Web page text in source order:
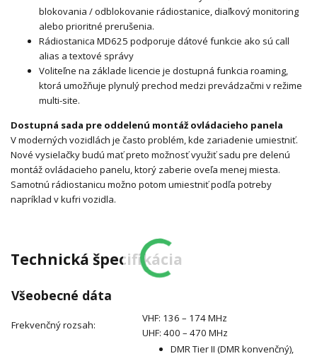
blokovania / odblokovanie rádiostanice, diaľkový monitoring
alebo prioritné prerušenia.
Rádiostanica MD625 podporuje dátové funkcie ako sú call
alias a textové správy
Voliteľne na základe licencie je dostupná funkcia roaming,
ktorá umožňuje plynulý prechod medzi prevádzačmi v režime
multi-site.
Dostupná sada pre oddelenú montáž ovládacieho panela
V moderných vozidlách je často problém, kde zariadenie umiestniť.
Nové vysielačky budú mať preto možnosť využiť sadu pre delenú
montáž ovládacieho panelu, ktorý zaberie oveľa menej miesta.
Samotnú rádiostanicu možno potom umiestniť podľa potreby
napríklad v kufri vozidla.
Technická špecifikácia
Všeobecné dáta
Frekvenčný rozsah:
VHF: 136 – 174 MHz
UHF: 400 – 470 MHz
DMR Tier II (DMR konvenčný),